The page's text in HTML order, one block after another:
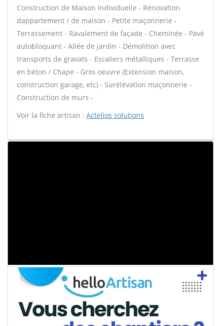
Construction de Maison Individuelle - Rénovation
dappartement / de maison - Petite maçonnerie -
Terrassement - Ravalement de façade - Cheminée - Pavé
autobloquant - Allée de jardin - Démolition avec
transports de gravats - Escaliers métalliques - Terrasse
en béton / Chape - Gros oeuvre (Extension maison,
construction garage, etc) - Surélévation maçonnerie -
Construction de murs -
Voir la fiche artisan : Actelios solutions